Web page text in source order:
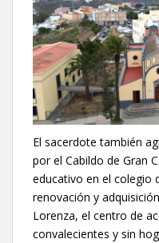
El sacerdote también
por el Cabildo de Gran
educativo en el colegio
renovación y
Lorenza, el centro de
convalecientes y sin